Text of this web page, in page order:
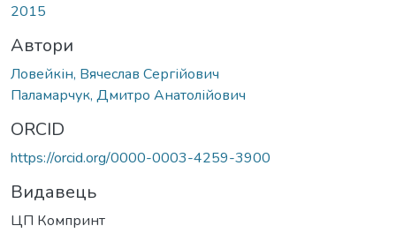
2015
Автори
Ловейкін, Вячеслав Сергійович
Паламарчук, Дмитро Анатолійович
ORCID
https://orcid.org/0000-0003-4259-3900
Видавець
ЦП Компринт